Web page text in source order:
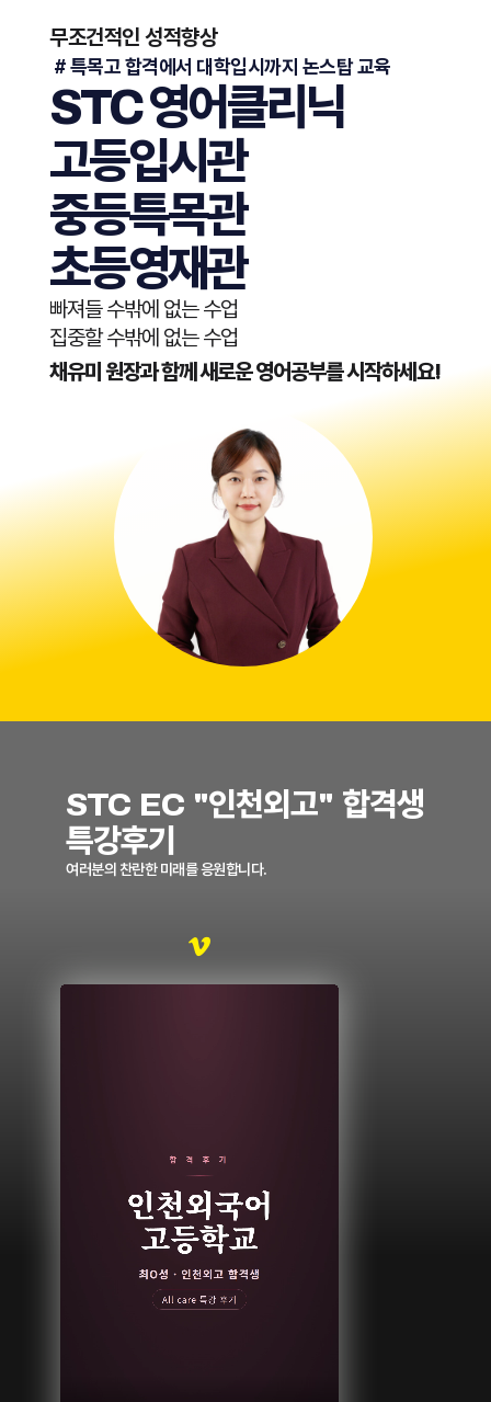
무조건적인 성적향상
​ # 특목고 합격에서 대학입시까지 논스탑 교육
STC 영어클리닉
고등입시관
중등특목관
초등영재관
빠져들 수밖에 없는 수업
집중할 수밖에 없는 수업
채유미 원장과 함께 새로운 영어공부를 시작하세요!
STC EC "인천외고" 합격생
특강후기
여러분의 찬란한 미래를 응원합니다.